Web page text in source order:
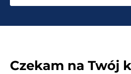
Czekam na Twój